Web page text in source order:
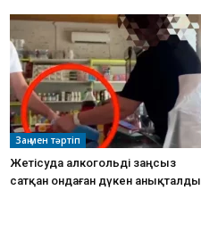
Заң мен тәртіп
Жетісуда алкогольді заңсыз
сатқан ондаған дүкен анықталды